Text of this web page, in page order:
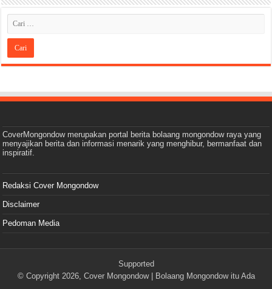
CoverMongondow merupakan portal berita bolaang mongondow raya yang
menyajikan berita dan informasi menarik yang menghibur, bermanfaat dan
inspiratif.
Redaksi Cover Mongondow
Disclaimer
Pedoman Media
Supported
© Copyright 2026, Cover Mongondow| Bolaang Mongondow itu Ada